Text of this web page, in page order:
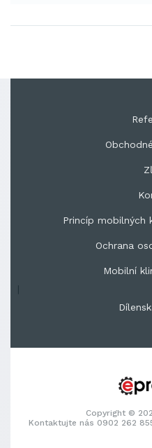
Princíp mobilných
Ochrana
Mobilní
|
Copyright ©
Kontaktujte nás 0902 262